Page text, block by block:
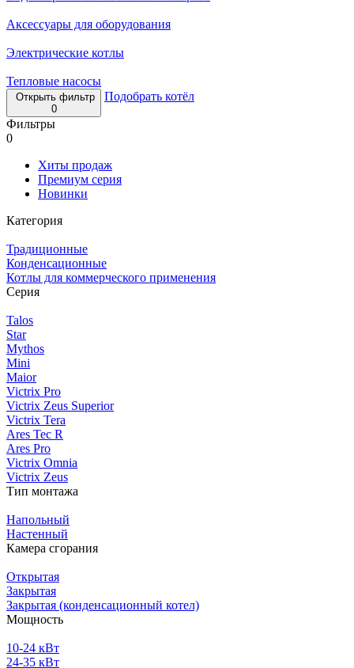
Аксессуары для оборудования
Электрические котлы
Тепловые насосы
Открыть фильтр
0
Подобрать котёл
Фильтры
0
Хиты продаж
Премиум серия
Новинки
Категория
Традиционные
Конденсационные
Котлы для коммерческого применения
Серия
Talos
Star
Mythos
Mini
Maior
Victrix Pro
Victrix Zeus Superior
Victrix Tera
Ares Tec R
Ares Pro
Victrix Omnia
Victrix Zeus
Тип монтажа
Напольный
Настенный
Камера сгорания
Открытая
Закрытая
Закрытая (конденсационный котел)
Мощность
10-24 кВт
24-35 кВт